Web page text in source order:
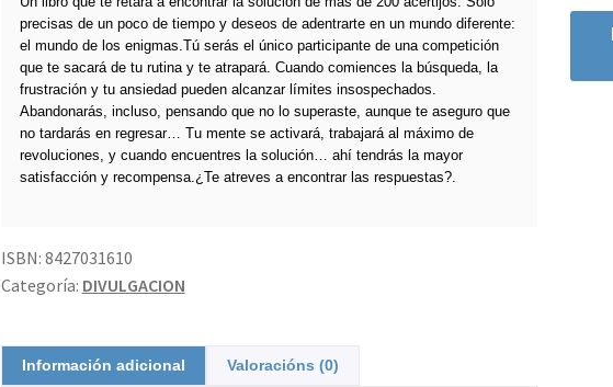
precisas de un poco de tiempo y deseos de adentrarte en un mundo diferente:
el mundo de los enigmas.Tú serás el único participante de una competición
que te sacará de tu rutina y te atrapará. Cuando comiences la búsqueda, la
frustración y tu ansiedad pueden alcanzar límites insospechados.
Abandonarás, incluso, pensando que no lo superaste, aunque te aseguro que
no tardarás en regresar… Tu mente se activará, trabajará al máximo de
revoluciones, y cuando encuentres la solución… ahí tendrás la mayor
satisfacción y recompensa.¿Te atreves a encontrar las respuestas?.
ISBN: 8427031610
Categoría: DIVULGACION
Información adicional Valoracións (0)